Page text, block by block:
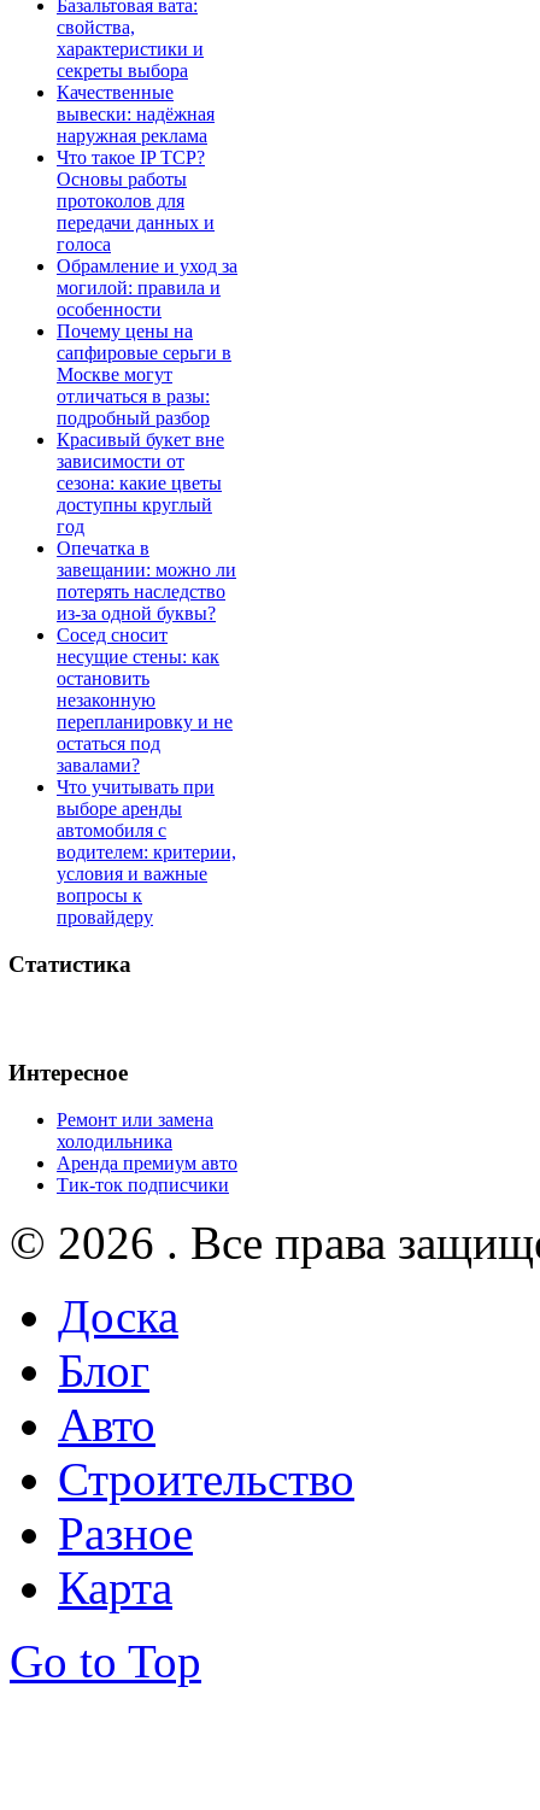
Базальтовая вата:
свойства,
характеристики и
секреты выбора
Качественные
вывески: надёжная
наружная реклама
Что такое IP TCP?
Основы работы
протоколов для
передачи данных и
голоса
Обрамление и уход за
могилой: правила и
особенности
Почему цены на
сапфировые серьги в
Москве могут
отличаться в разы:
подробный разбор
Красивый букет вне
зависимости от
сезона: какие цветы
доступны круглый
год
Опечатка в
завещании: можно ли
потерять наследство
из-за одной буквы?
Сосед сносит
несущие стены: как
остановить
незаконную
перепланировку и не
остаться под
завалами?
Что учитывать при
выборе аренды
автомобиля с
водителем: критерии,
условия и важные
вопросы к
провайдеру
Статистика
Интересное
Ремонт или замена
холодильника
Аренда премиум авто
Тик-ток подписчики
© 2026 . Все права
Доска
Блог
Авто
Строительство
Разное
Карта
Go to Top